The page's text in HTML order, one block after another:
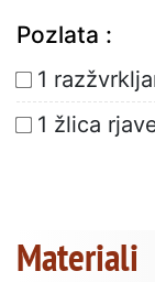
Pozlata :
1
1 žlica
Materiali